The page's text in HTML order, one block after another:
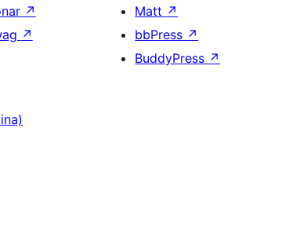
↗
↗
Matt ↗
bbPress ↗
BuddyPress ↗